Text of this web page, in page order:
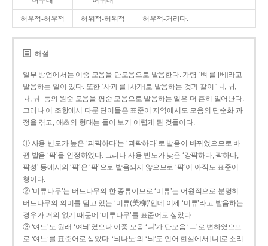
허우적-허우적 허위적-허위적 허우적-거리다.
해설
일부 방언에서는 이중 모음을 단모음으로 발음한다. 가령 ‘벼’를 [베]라고
발음하는 일이 있다. 또한 ‘사과’를 [사가]로 발음하는 것과 같이 ‘ㅚ, ㅟ,
ㅘ, ㅝ’ 등의 원순 모음을 평순 모음으로 발음하는 일은 더 흔히 일어난다.
그러나 이 조항에서 다룬 단어들은 표준어 지역에서도 모음의 단순화 과
정을 겪고, 애초의 형태는 들어 보기 어렵게 된 것들이다.
① 사용 빈도가 높은 ‘괴퍅하다’는 ‘괴팍하다’로 발음이 바뀌었으므로 바
뀐 발음 ‘팍’을 인정하였다. 그러나 사용 빈도가 낮은 ‘강퍅하다, 퍅하다,
퍅성’ 등에서의 ‘퍅’은 ‘팍’으로 발음되지 않으므로 ‘퍅’이 아직도 표준어
형이다.
② ‘미류나무’는 버드나무의 한 종류이므로 ‘미류’는 어원적으로 분명히
버드나무의 의미를 담고 있는 ‘미류(美柳)’인데 이제 ‘미류’라고 발음하는
경우가 거의 없기 때문에 ‘미루나무’를 표준어로 삼았다.
③ ‘여느’도 원래 ‘여늬’였으나 이중 모음 ‘ㅢ’가 단모음 ‘ㅡ’로 변하였으므
로 ‘여느’를 표준어로 삼았다. ‘늬나노’의 ‘늬’도 언어 현실에서 [니]로 소리